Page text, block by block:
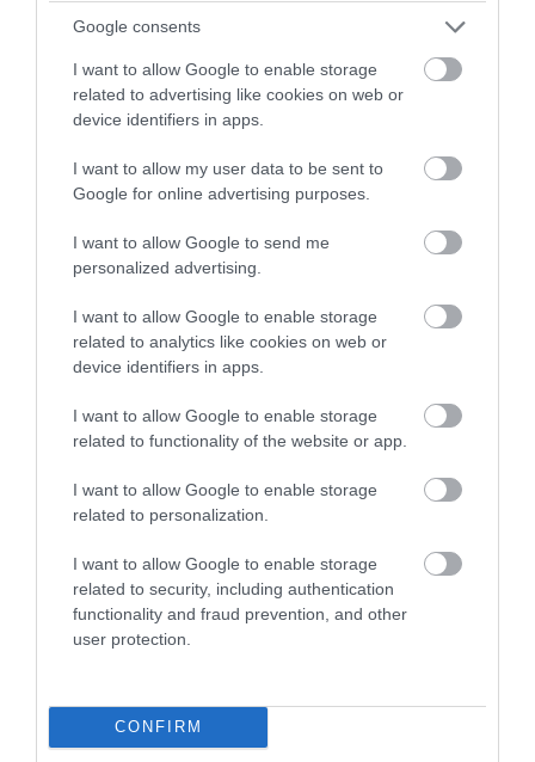
Google consents
I want to allow Google to enable storage
related to advertising like cookies on web or
device identifiers in apps.
I want to allow my user data to be sent to
Google for online advertising purposes.
I want to allow Google to send me
personalized advertising.
I want to allow Google to enable storage
related to analytics like cookies on web or
device identifiers in apps.
I want to allow Google to enable storage
related to functionality of the website or app.
I want to allow Google to enable storage
related to personalization.
I want to allow Google to enable storage
related to security, including authentication
functionality and fraud prevention, and other
user protection.
CONFIRM